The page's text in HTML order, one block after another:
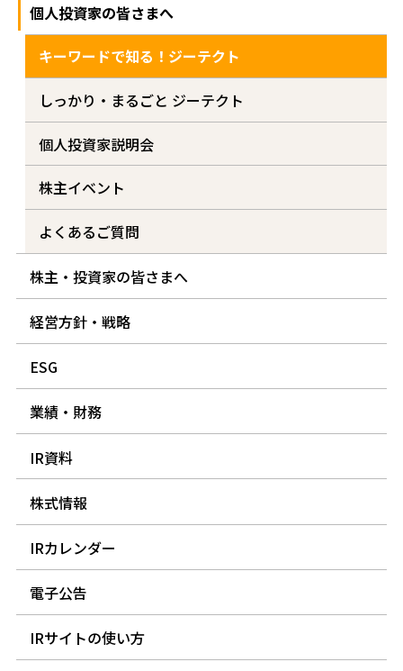
個人投資家の皆さまへ
キーワードで知る！ジーテクト
しっかり・まるごと ジーテクト
個人投資家説明会
株主イベント
よくあるご質問
株主・投資家の皆さまへ
経営方針・戦略
ESG
業績・財務
IR資料
株式情報
IRカレンダー
電子公告
IRサイトの使い方